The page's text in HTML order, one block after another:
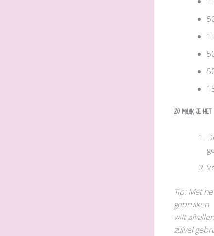
1
Zo maak je het
Tip: Met
gebruiken.
wilt
zuivel